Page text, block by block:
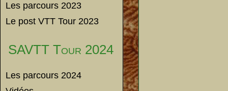
Les parcours 2023
Le post VTT Tour 2023
SAVTT Tour 2024
Les parcours 2024